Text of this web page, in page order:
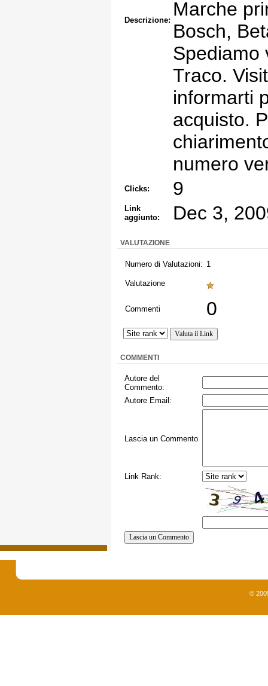
Descrizione:
Marche
Bosch,
Spediamo
Traco.
informarti
acquisto.
numero
Clicks: 9
Link
aggiunto:
Dec 3,
VALUTAZIONE
Numero di Valutazioni: 1
Valutazione
Commenti 0
COMMENTI
Autore del
Commento:
Autore Email:
Lascia un Commento
Link Rank:
©